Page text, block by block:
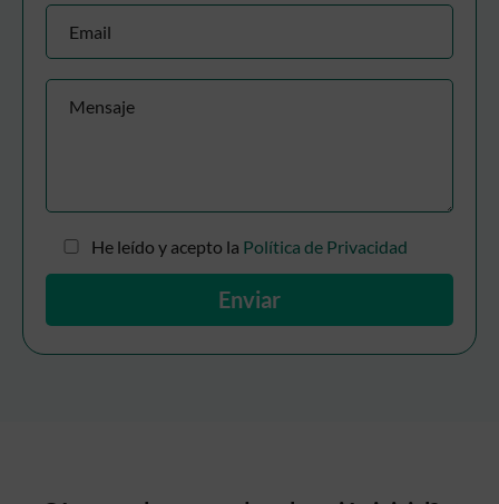
He leído y acepto la Política de Privacidad
e